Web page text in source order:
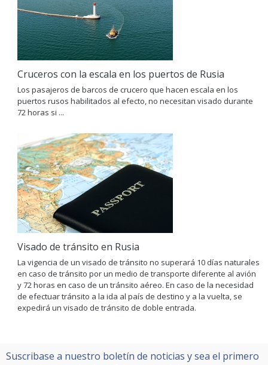
Cruceros con la escala en los puertos de Rusia
Los pasajeros de barcos de crucero que hacen escala en los
puertos rusos habilitados al efecto, no necesitan visado durante
72 horas si ...
Visado de tránsito en Rusia
La vigencia de un visado de tránsito no superará 10 días naturales
en caso de tránsito por un medio de transporte diferente al avión
y 72 horas en caso de un tránsito aéreo. En caso de la necesidad
de efectuar tránsito a la ida al país de destino y a la vuelta, se
expedirá un visado de tránsito de doble entrada.
Suscribase a nuestro boletín de noticias y sea el primero